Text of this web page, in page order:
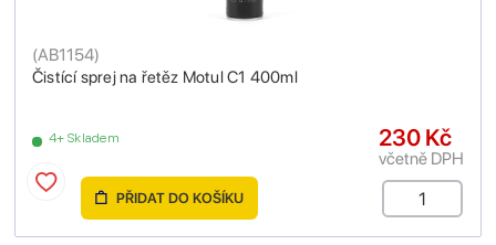
Čistící sprej na řetěz Motul C1 400ml
(AB1154)
4+ Skladem 230 Kč
včetně DPH
PŘIDAT DO KOŠÍKU